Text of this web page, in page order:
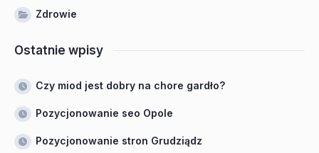
Zdrowie
Ostatnie wpisy
Czy miod jest dobry na chore gardło?
Pozycjonowanie seo Opole
Pozycjonowanie stron Grudziądz